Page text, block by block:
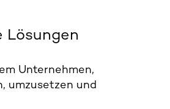
Lösungen
Unternehmen,
umzusetzen und